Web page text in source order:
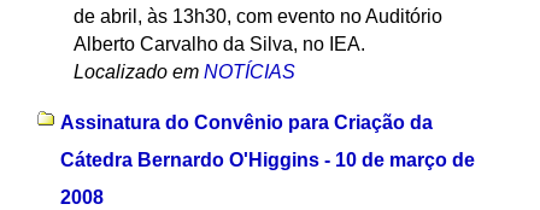
de abril, às 13h30, com evento no Auditório
Alberto Carvalho da Silva, no IEA.
Localizado em NOTÍCIAS
Assinatura do Convênio para Criação da
Cátedra Bernardo O'Higgins - 10 de março de
2008